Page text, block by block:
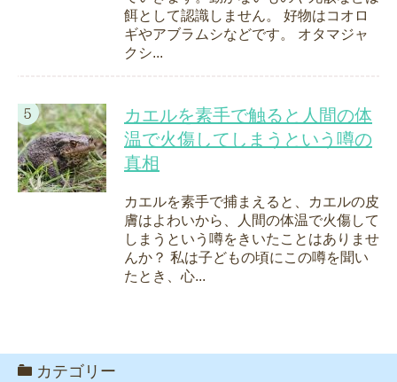
餌として認識しません。 好物はコオロ
ギやアブラムシなどです。 オタマジャ
クシ...
カエルを素手で触ると人間の体
温で火傷してしまうという噂の
真相
カエルを素手で捕まえると、カエルの皮
膚はよわいから、人間の体温で火傷して
しまうという噂をきいたことはありませ
んか？ 私は子どもの頃にこの噂を聞い
たとき、心...
カテゴリー